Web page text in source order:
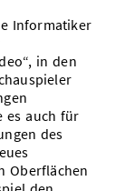
Informatiker
in den
es auch für
des
Oberflächen